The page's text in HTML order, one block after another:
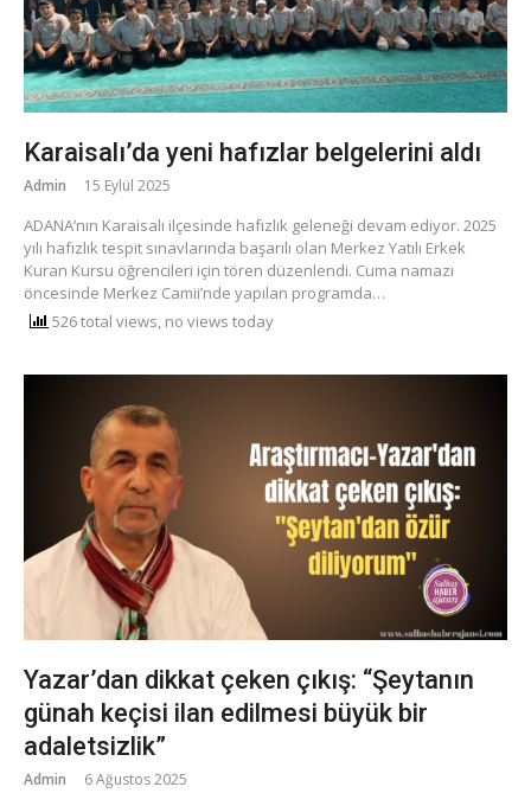
Karaisalı’da yeni hafızlar belgelerini aldı
Admin 15 Eylül 2025
ADANA’nın Karaisalı ilçesinde hafızlık geleneği devam ediyor. 2025
yılı hafızlık tespit sınavlarında başarılı olan Merkez Yatılı Erkek
Kuran Kursu öğrencileri için tören düzenlendi. Cuma namazı
öncesinde Merkez Camii’nde yapılan programda…
526 total views, no views today
Yazar’dan dikkat çeken çıkış: “Şeytanın
günah keçisi ilan edilmesi büyük bir
adaletsizlik”
Admin 6 Ağustos 2025